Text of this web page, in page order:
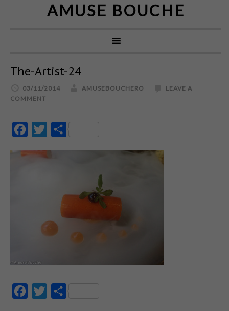
AMUSE BOUCHE
The-Artist-24
03/11/2014 AMUSEBOUCHERO
LEAVE A
COMMENT
FacebookTwitter
FacebookTwitter